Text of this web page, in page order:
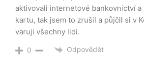
aktivovali internetové bankovnictví a
kartu, tak jsem to zrušil a půjčil si v
varuji všechny lidi.
0 Odpovědět